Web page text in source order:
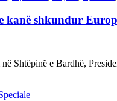
kanë shkundur
Shtëpinë e Bardhë,